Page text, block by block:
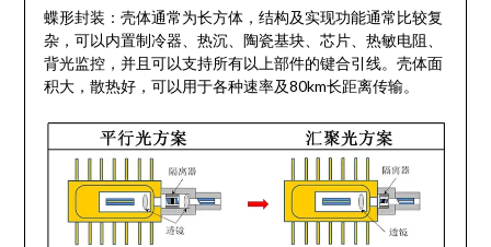
蝶形封装：壳体通常为长方体，结构及实现功能通常比较复
杂，可以内置制冷器、热沉、陶瓷基块、芯片、热敏电阻、
背光监控，并且可以支持所有以上部件的键合引线。壳体面
积大，散热好，可以用于各种速率及80km长距离传输。